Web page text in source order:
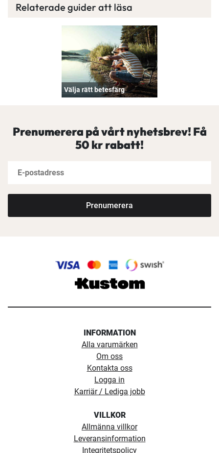
Relaterade guider att läsa
Välja rätt betesfärg
Prenumerera på vårt nyhetsbrev! Få
50 kr rabatt!
Prenumerera
INFORMATION
Alla varumärken
Om oss
Kontakta oss
Logga in
Karriär / Lediga jobb
VILLKOR
Allmänna villkor
Leveransinformation
Integritetspolicy